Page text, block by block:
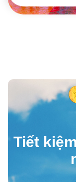
Tiết